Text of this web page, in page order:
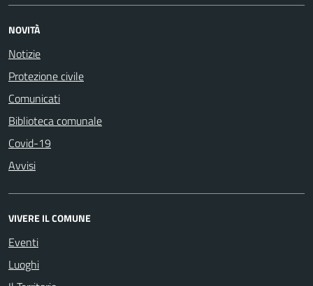
NOVITÀ
Notizie
Protezione civile
Comunicati
Biblioteca comunale
Covid-19
Avvisi
VIVERE IL COMUNE
Eventi
Luoghi